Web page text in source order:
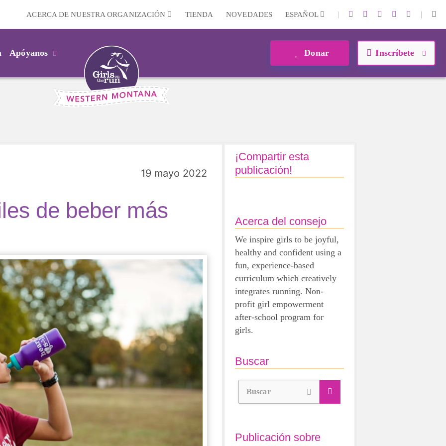
ACERCA DE NUESTRA ORGANIZACIÓN TIENDA NOVEDADES ESPAÑOL | |
Apóyanos Donar Inscríbete
19 mayo 2022
de beber más
¡Compartir esta
publicación!
Acerca del consejo
We inspire girls to be joyful,
healthy and confident using a
fun, experience-based
curriculum which creatively
integrates running. Non-
profit girl empowerment
after-school program for
girls.
Buscar
Buscar
Publicación sobre